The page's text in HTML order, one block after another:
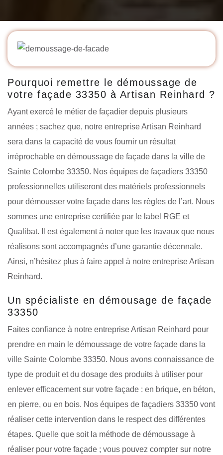
Pourquoi remettre le démoussage de
votre façade 33350 à Artisan Reinhard ?
Ayant exercé le métier de façadier depuis plusieurs
années ; sachez que, notre entreprise Artisan Reinhard
sera dans la capacité de vous fournir un résultat
irréprochable en démoussage de façade dans la ville de
Sainte Colombe 33350. Nos équipes de façadiers 33350
professionnelles utiliseront des matériels professionnels
pour démousser votre façade dans les règles de l’art. Nous
sommes une entreprise certifiée par le label RGE et
Qualibat. Il est également à noter que les travaux que nous
réalisons sont accompagnés d’une garantie décennale.
Ainsi, n’hésitez plus à faire appel à notre entreprise Artisan
Reinhard.
Un spécialiste en démousage de façade
33350
Faites confiance à notre entreprise Artisan Reinhard pour
prendre en main le démoussage de votre façade dans la
ville Sainte Colombe 33350. Nous avons connaissance de
type de produit et du dosage des produits à utiliser pour
enlever efficacement sur votre façade : en brique, en béton,
en pierre, ou en bois. Nos équipes de façadiers 33350 vont
réaliser cette intervention dans le respect des différentes
étapes. Quelle que soit la méthode de démoussage à
réaliser pour votre façade ; vous pouvez compter sur notre